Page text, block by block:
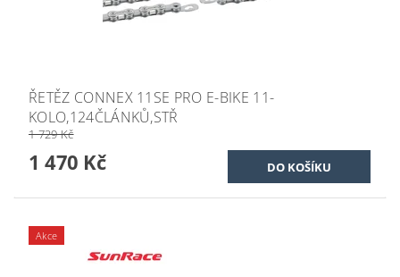
ŘETĚZ CONNEX 11SE PRO E-BIKE 11-
KOLO,124ČLÁNKŮ,STŘ
1 729 Kč
1 470 Kč
Akce